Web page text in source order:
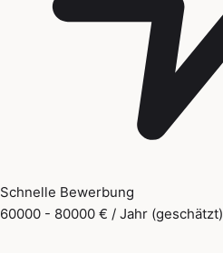
Schnelle Bewerbung
60000 - 80000 € / Jahr (geschätzt)